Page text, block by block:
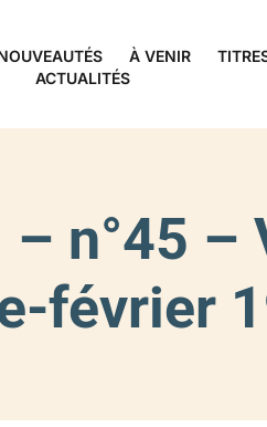
À VENIR
ACTUALITÉS
– n°45
février